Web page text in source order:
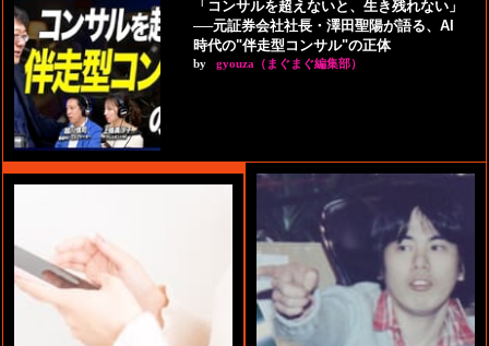
「コンサルを超えないと、生き残れない」
──元証券会社社長・澤田聖陽が語る、AI
時代の"伴走型コンサル"の正体
by gyouza（まぐまぐ編集部）